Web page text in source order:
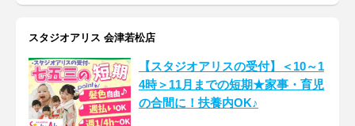
スタジオアリス 会津若松店
【スタジオアリスの受付】＜10～1
4時＞11月までの短期★家事・育児
の合間に！扶養内OK♪